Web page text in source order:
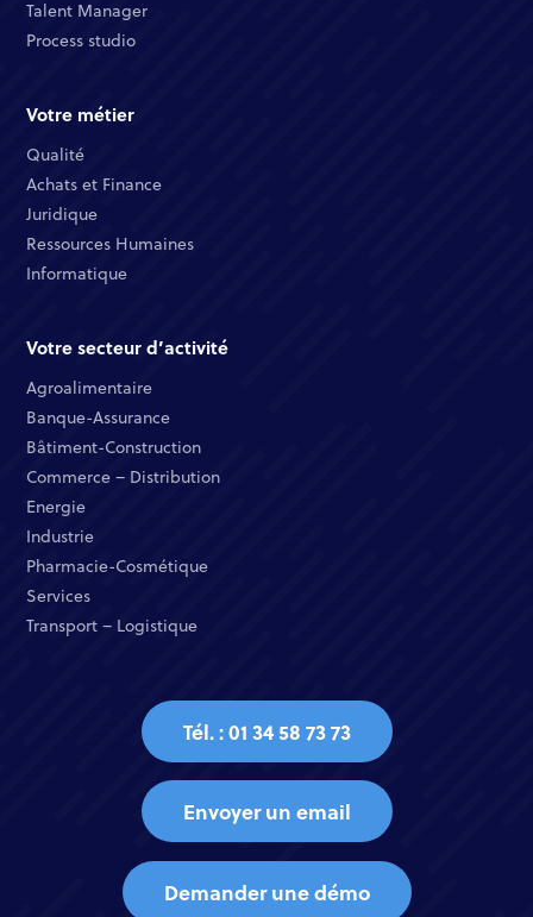
Talent Manager​
Process studio
Votre métier
Qualité​
Achats et Finance ​
Juridique​​
Ressources Humaines​
Informatique ​
Votre secteur d’activité
Agroalimentaire
Banque-Assurance​
Bâtiment-Construction
Commerce – Distribution​
Energie​
Industrie​
Pharmacie-Cosmétique​
Services​
Transport – Logistique
Tél. : 01 34 58 73 73
Envoyer un email
Demander une démo